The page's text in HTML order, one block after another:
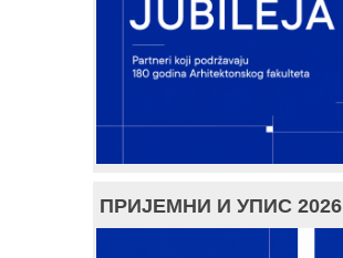
ПРИЈЕМНИ И УПИС 2026